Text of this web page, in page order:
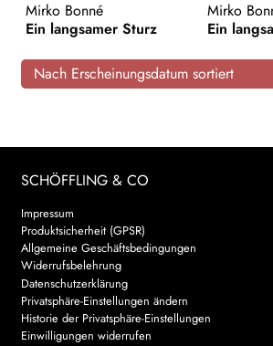
AKTUELLES
NEWSLETTER
Mirko Bonné
Ein langsamer Sturz
Mirko
Ein
Nach Erscheinungsdatum sortiert
SCHÖFFLING & CO
Impressum
Produktsicherheit (GPSR)
Allgemeine Geschäftsbedingungen
Widerrufsbelehrung
Datenschutzerklärung
Privatsphäre-Einstellungen ändern
Historie der Privatsphäre-Einstellungen
Einwilligungen widerrufen